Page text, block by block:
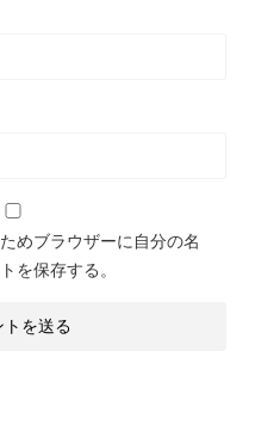
めブラウザーに自分の名
を保存する。